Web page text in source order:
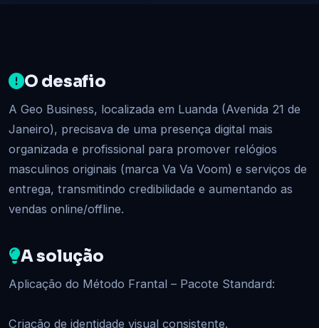
O desafio
A Geo Business, localizada em Luanda (Avenida 21 de
Janeiro), precisava de uma presença digital mais
organizada e profissional para promover relógios
masculinos originais (marca Va Va Voom) e serviços de
entrega, transmitindo credibilidade e aumentando as
vendas online/offline.
A solução
Aplicação do Método Frantal – Pacote Standard:
Criação de identidade visual consistente.